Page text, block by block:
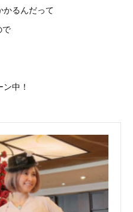
かるんだって
で
中！